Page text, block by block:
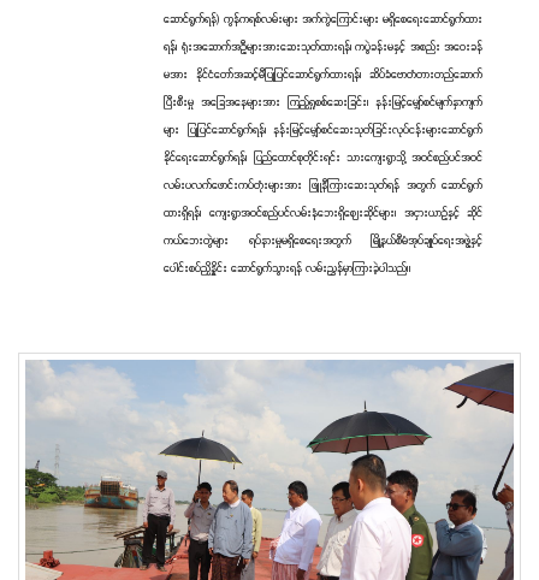
ဆောင်ရွက်ရန်) ကွန်ကရစ်လမ်းများ အက်ကွဲကြောင်းများ မရှိစေရေးဆောင်ရွက်ထား
ရန်၊ ရုံးအဆောက်အဦများအားဆေးသုတ်ထားရန်၊ ကပွဲခန်းမနှင့် အစည်း အဝေးခန်
မအား နိုင်ငံတော်အဆင့်မီပြုပြင်ဆောင်ရွက်ထားရန်၊ ဆိပ်ခံဗောတံတားတည်ဆောက်
ပြီးစီးမှု အခြေအနေများအား ကြည့်ရှုစစ်ဆေးခြင်း၊ နန်းမြင့်မျှော်စင်မျက်နှာကျက်
များ ပြုပြင်ဆောင်ရွက်ရန်၊ နန်းမြင့်မျှော်စင်ဆေးသုတ်ခြင်းလုပ်ငန်းများဆောင်ရွက်
နိုင်ရေးဆောင်ရွက်ရန်၊ ပြည်ထောင်စုတိုင်းရင်း သားကျေးရွာသို့ အဝင်စည်ပင်အဝင်
လမ်းပလက်ဖောင်းကပ်တုံးများအား ဖြူနီကြားဆေးသုတ်ရန် အတွက် ဆောင်ရွက်
ထားရှိရန်၊ ကျေးရွာအဝင်စည်ပင်လမ်းနံဘေးရှိဈေးဆိုင်များ၊ အငှားယာဉ်နှင့် ဆိုင်
ကယ်ဘေးတွဲများ ရပ်နားမှုမရှိစေရေးအတွက် မြို့နယ်စီမံအုပ်ချုပ်ရေးအဖွဲ့နှင့်
ပေါင်းစပ်ညှိနှိုင်း ဆောင်ရွက်သွားရန် လမ်းညွှန်မှာကြားခဲ့ပါသည်။